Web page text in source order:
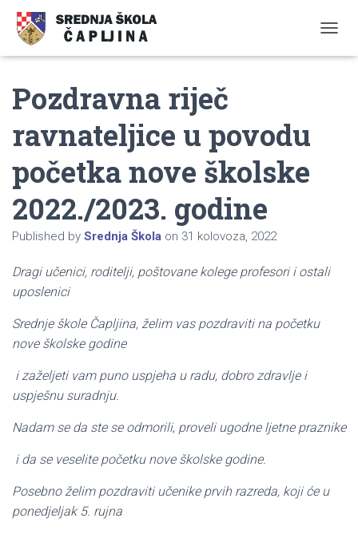
Pozdravna riječ
ravnateljice u povodu
početka nove školske
2022./2023. godine
Published by Srednja Škola on 31 kolovoza, 2022
Dragi učenici, roditelji, poštovane kolege profesori i ostali
uposlenici
Srednje škole Čapljina, želim vas pozdraviti na početku
nove školske godine
i zaželjeti vam puno uspjeha u radu, dobro zdravlje i
uspješnu suradnju.
Nadam se da ste se odmorili, proveli ugodne ljetne praznike
i da se veselite početku nove školske godine.
Posebno želim pozdraviti učenike prvih razreda, koji će u
ponedjeljak 5. rujna